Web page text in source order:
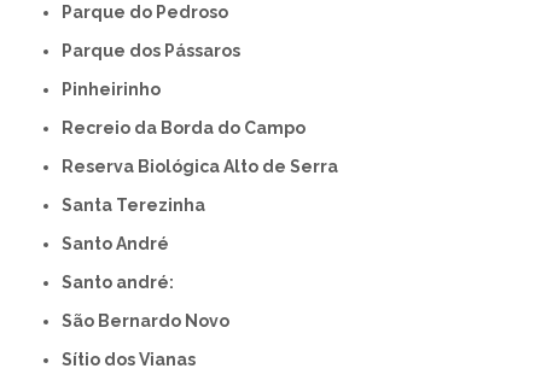
Parque do Pedroso
Parque dos Pássaros
Pinheirinho
Recreio da Borda do Campo
Reserva Biológica Alto de Serra
Santa Terezinha
Santo André
Santo andré:
São Bernardo Novo
Sítio dos Vianas